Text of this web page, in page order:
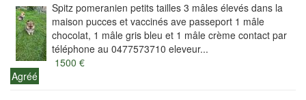
Spitz pomeranien petits tailles 3 mâles élevés dans la
maison pucces et vaccinés ave passeport 1 mâle
chocolat, 1 mâle gris bleu et 1 mâle crème contact par
téléphone au 0477573710 eleveur...
1500 €
Agréé